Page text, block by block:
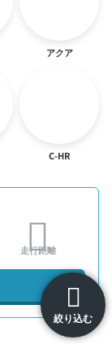
絞り込む
アクア
C-HR
走行距離